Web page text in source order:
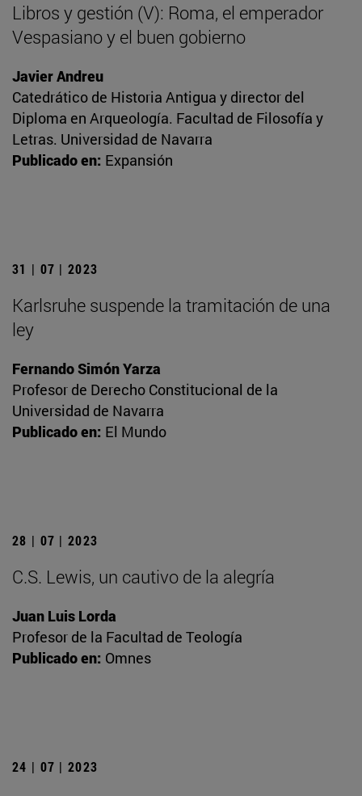
Libros y gestión (V): Roma, el emperador
Vespasiano y el buen gobierno
Javier Andreu
Catedrático de Historia Antigua y director del
Diploma en Arqueología. Facultad de Filosofía y
Letras. Universidad de Navarra
Publicado en: Expansión
31 | 07 | 2023
Karlsruhe suspende la tramitación de una
ley
Fernando Simón Yarza
Profesor de Derecho Constitucional de la
Universidad de Navarra
Publicado en: El Mundo
28 | 07 | 2023
C.S. Lewis, un cautivo de la alegría
Juan Luis Lorda
Profesor de la Facultad de Teología
Publicado en: Omnes
24 | 07 | 2023